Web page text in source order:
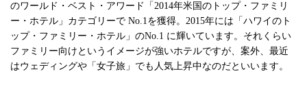
のワールド・ベスト・アワード「2014年米国のトップ・ファミリ
ー・ホテル」カテゴリーで No.1を獲得。2015年には「ハワイのト
ップ・ファミリー・ホテル」のNo.1 に輝いています。それくらい
ファミリー向けというイメージが強いホテルですが、案外、最近
はウェディングや「女子旅」でも人気上昇中なのだといいます。